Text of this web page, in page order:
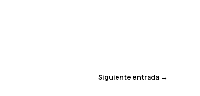
Siguiente entrada→